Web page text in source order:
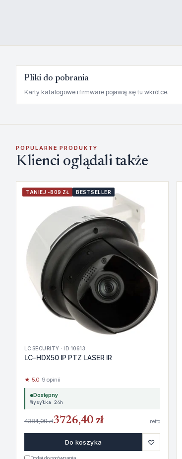
Pliki do pobrania
Karty katalogowe i firmware pojawią się tu wkrótce.
POPULARNE PRODUKTY
Klienci oglądali także
TANIEJ -809 ZŁ BESTSELLER
LC SECURITY · ID 10613
LC-HDX50 IP PTZ LASER IR
★ 5.0· 9 opinii
Dostępny
Wysyłka 24h
4384,00 zł3726,40 zł netto
Do koszyka ♡